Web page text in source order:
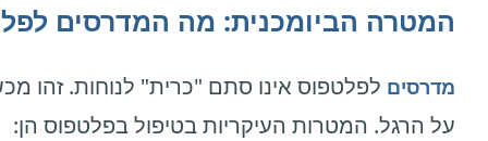
המטרה הביומכנית: מה המדרסים
מדרסים לפלטפוס אינו סתם "כרית" לנוחות. זהו
על הרגל. המטרות העיקריות בטיפול בפלטפוס הן: